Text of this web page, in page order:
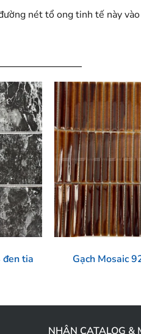
nét tổ ong tinh tế này
đen tia
Gạch Mosaic
NHẬN CATALOG &